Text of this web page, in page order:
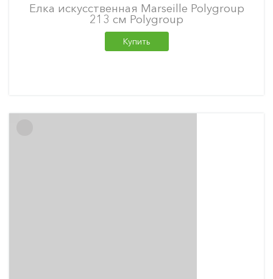
Елка искусственная Marseille Polygroup
213 см Polygroup
Купить